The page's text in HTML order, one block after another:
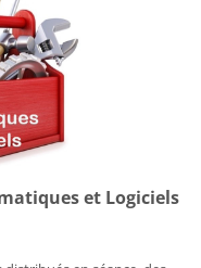
et Logiciels